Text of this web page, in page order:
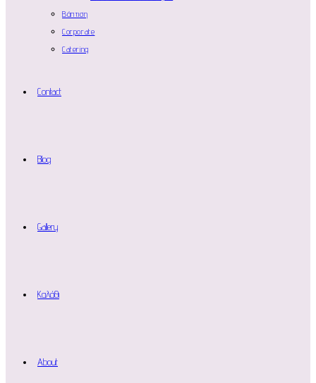
Βάπτιση
Corporate
Catering
Contact
Blog
Gallery
Καλάθι
About